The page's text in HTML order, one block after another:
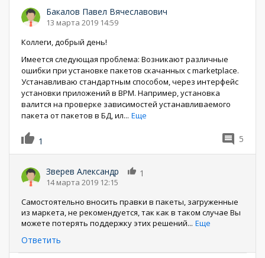
Бакалов Павел Вячеславович
13 марта 2019 14:59
Коллеги, добрый день!
Имеется следующая проблема: Возникают различные
ошибки при установке пакетов скачанных с marketplace.
Устанавливаю стандартным способом, через интерфейс
установки приложений в BPM. Например, установка
валится на проверке зависимостей устанавливаемого
пакета от пакетов в БД, ил... Еще
1 5
Зверев Александр
14 марта 2019 12:15
1
Самостоятельно вносить правки в пакеты, загруженные
из маркета, не рекомендуется, так как в таком случае Вы
можете потерять поддержку этих решений... Еще
Ответить